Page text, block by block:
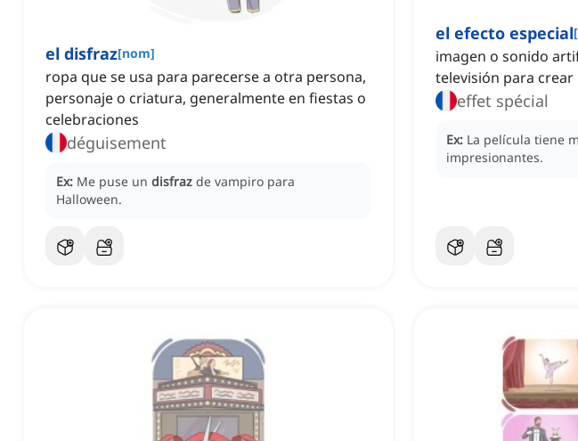
el disfraz[nom]
ropa que se usa para parecerse a otra persona,
personaje o criatura, generalmente en fiestas o
celebraciones
déguisement
Ex: Me puse un disfraz de vampiro para
Halloween.
el efecto especial[
imagen o sonido
televisión para crear
effet spécial
Ex: La película tiene
impresionantes.